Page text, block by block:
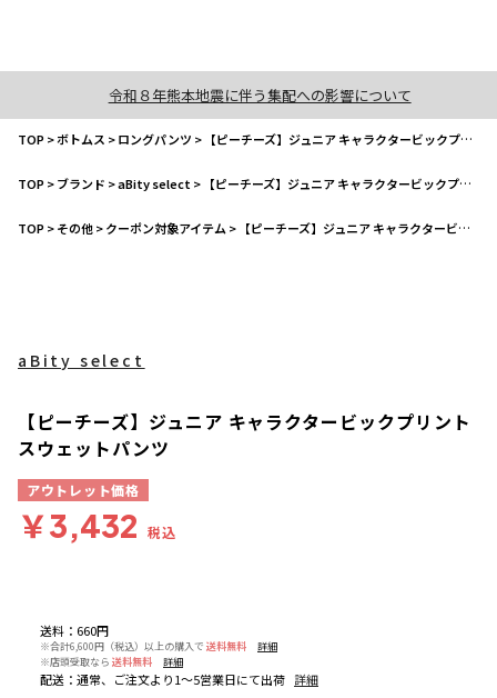
令和８年熊本地震に伴う集配への影響について
TOP>ボトムス >ロングパンツ > 【ピーチーズ】ジュニア キャラクタービックプリント スウェットパンツ
TOP>ブランド >aBity select > 【ピーチーズ】ジュニア キャラクタービックプリント スウェットパンツ
TOP>その他>クーポン対象アイテム > 【ピーチーズ】ジュニア キャラクタービックプリント スウェットパンツ
送料 ： 660円
※合計6,600円（税込）以上の購入で 送料無料
詳細
※店頭受取なら 送料無料 詳細
配送 ： 通常、ご注文より1～5営業日にて出荷 詳細
aBity select
【ピーチーズ】ジュニア キャラクタービックプリント
スウェットパンツ
アウトレット価格
￥3,432 税込